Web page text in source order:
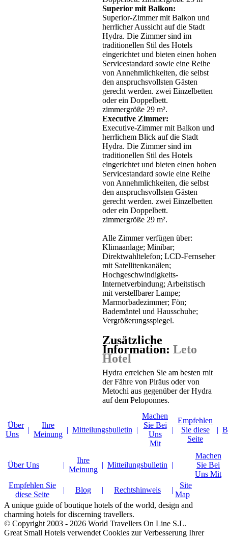
Superior mit Balkon:
Superior-Zimmer mit Balkon und
herrlicher Aussicht auf die Stadt
Hydra. Die Zimmer sind im
traditionellen Stil des Hotels
eingerichtet und bieten einen hohen
Servicestandard sowie eine Reihe
von Annehmlichkeiten, die selbst
den anspruchsvollsten Gästen
gerecht werden. zwei Einzelbetten
oder ein Doppelbett.
zimmergröße 29 m².
Executive Zimmer:
Executive-Zimmer mit Balkon und
herrlichem Blick auf die Stadt
Hydra. Die Zimmer sind im
traditionellen Stil des Hotels
eingerichtet und bieten einen hohen
Servicestandard sowie eine Reihe
von Annehmlichkeiten, die selbst
den anspruchsvollsten Gästen
gerecht werden. zwei Einzelbetten
oder ein Doppelbett.
zimmergröße 29 m².
Alle Zimmer verfügen über:
Klimaanlage; Minibar;
Direktwahltelefon; LCD-Fernseher
mit Satellitenkanälen;
Hochgeschwindigkeits-
Internetverbindung; Arbeitstisch
mit verstellbarer Lampe;
Marmorbadezimmer; Fön;
Bademäntel und Hausschuhe;
Vergrößerungsspiegel.
Zusätzliche
Information: Leto
Hotel
Hydra erreichen Sie am besten mit
der Fähre von Piräus oder von
Metochi aus gegenüber der Hydra
auf dem Peloponnes.
Über
Uns
|
Ihre
Meinung
| Mitteilungsbulletin |
Machen
Sie Bei
Uns
Mit
|
Empfehlen
Sie diese
Seite
|
Über Uns |
Ihre
Meinung
| Mitteilungsbulletin |
Machen
Sie Bei
Uns Mit
Empfehlen Sie
diese Seite
| Blog | Rechtshinweis |
Site
Map
A unique guide of boutique hotels of the world, design and
charming hotels for discerning travellers.
© Copyright 2003 - 2026 World Travellers On Line S.L.
Great Small Hotels verwendet Cookies zur Verbesserung Ihrer